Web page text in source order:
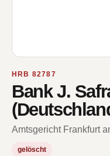
HRB 82787
Bank J.
Amtsgericht Frankfurt
gelöscht